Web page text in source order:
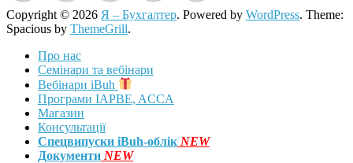
Copyright © 2026 Я – Бухгалтер. Powered by WordPress. Theme:
Spacious by ThemeGrill.
Про нас
Семінари та вебінари
Вебінари iBuh
Програми IAPBE, ACCA
Магазин
Консультації
Спецвипуски iBuh-облік NEW
Документи NEW